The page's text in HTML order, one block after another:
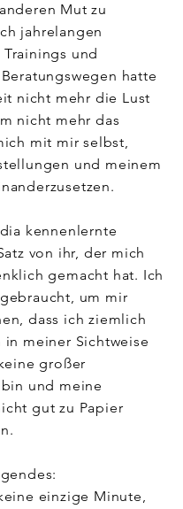
Mut zu
jahrelangen
und
hatte
nicht mehr die Lust
nicht mehr das
mit mir selbst,
und meinem
kennenlernte
von ihr, der mich
gemacht hat. Ich
um mir
dass ich ziemlich
meiner Sichtweise
großer
und meine
gut zu Papier
einzige Minute,